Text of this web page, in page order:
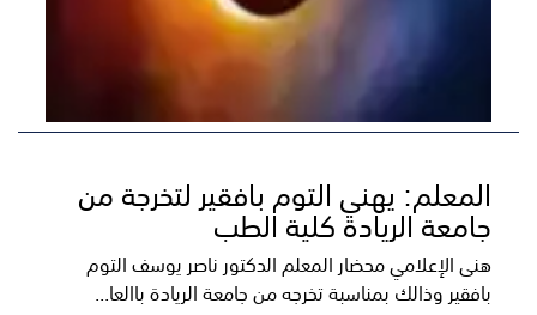
المعلم: يهني التوم بافقير لتخرجة من
جامعة الريادة كلية الطب
هنى الإعلامي محضار المعلم الدكتور ناصر يوسف التوم
بافقير وذالك بمناسبة تخرجه من جامعة الريادة باالعا...